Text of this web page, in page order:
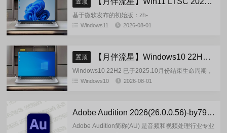
置顶
基于微软发布的初始版：zh-
Windows11 2026-08-01
置顶 【月伴流星】Windows10 22H2 完整+适量精简多合一安装版2026.08
Windows10 22H2 已于2025.10月份结束生命周期，
官方已经停止技术支持，考虑到22H2尚有大量用
Windows10 2026-08-01
Adobe Audition 2026(26.0.0.56)-by7997 多语言便携版
Adobe Audition简称(AU) 是音频和视频处理行业专业